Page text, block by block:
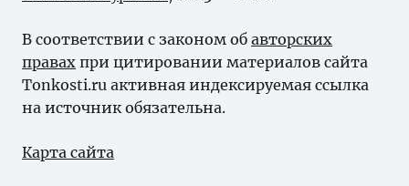
В соответствии с законом об авторских
правах при цитировании материалов сайта
Tonkosti.ru активная индексируемая ссылка
на источник обязательна.
Карта сайта